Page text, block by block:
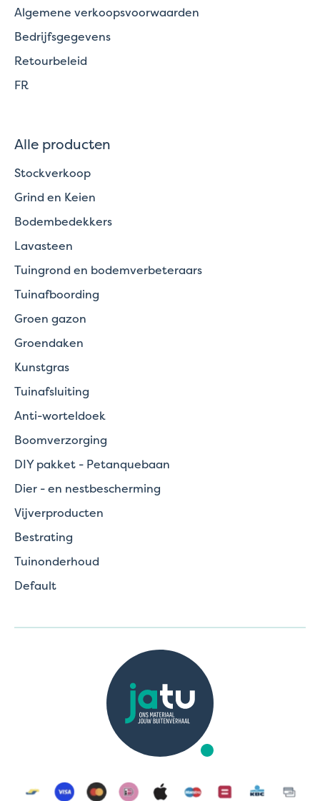
Algemene verkoopsvoorwaarden
Bedrijfsgegevens
Retourbeleid
FR
Alle producten
Stockverkoop
Grind en Keien
Bodembedekkers
Lavasteen
Tuingrond en bodemverbeteraars
Tuinafboording
Groen gazon
Groendaken
Kunstgras
Tuinafsluiting
Anti-worteldoek
Boomverzorging
DIY pakket - Petanquebaan
Dier - en nestbescherming
Vijverproducten
Bestrating
Tuinonderhoud
Default